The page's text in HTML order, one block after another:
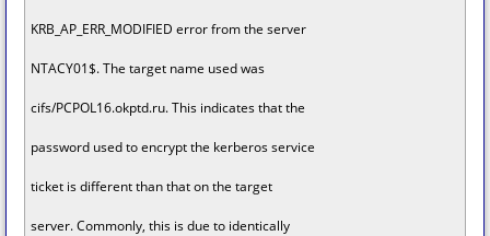
KRB_AP_ERR_MODIFIED error from the server
NTACY01$. The target name used was
cifs/PCPOL16.okptd.ru. This indicates that the
password used to encrypt the kerberos service
ticket is different than that on the target
server. Commonly, this is due to identically